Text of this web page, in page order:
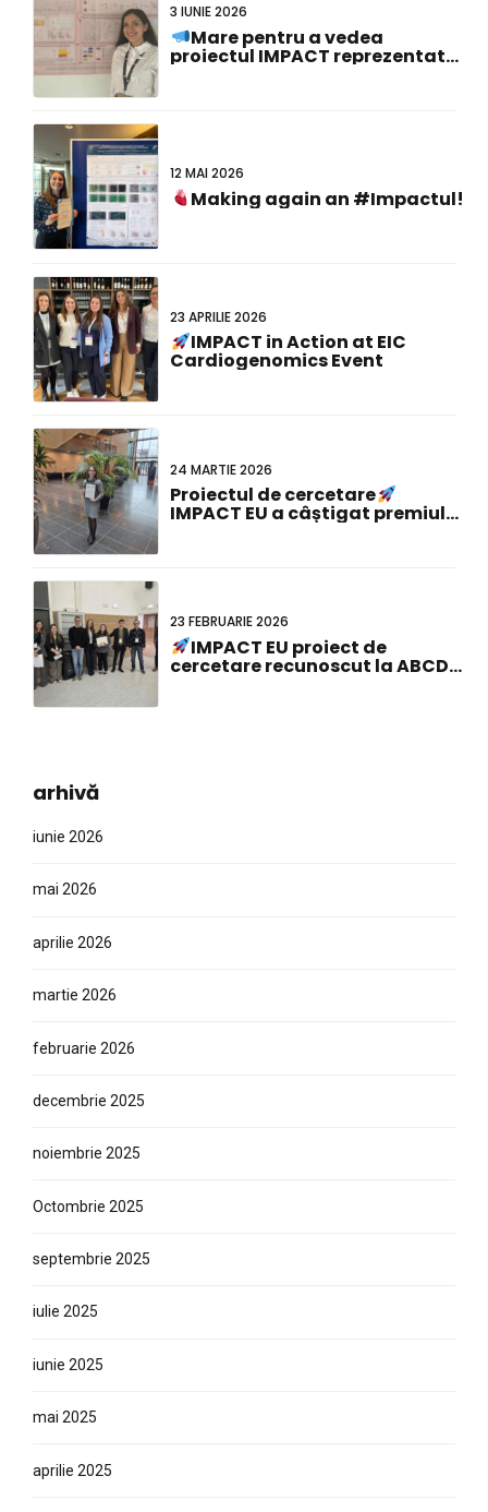
3 IUNIE 2026
Mare pentru a vedea
proiectul IMPACT reprezentat
12 MAI 2026
Making again an #Impactul!
23 APRILIE 2026
IMPACT in Action at EIC
Cardiogenomics Event
24 MARTIE 2026
Proiectul de cercetare
IMPACT EU a câștigat premiul
23 FEBRUARIE 2026
IMPACT EU proiect de
cercetare recunoscut la ABCD-
arhivă
iunie 2026
mai 2026
aprilie 2026
martie 2026
februarie 2026
decembrie 2025
noiembrie 2025
Octombrie 2025
septembrie 2025
iulie 2025
iunie 2025
mai 2025
aprilie 2025